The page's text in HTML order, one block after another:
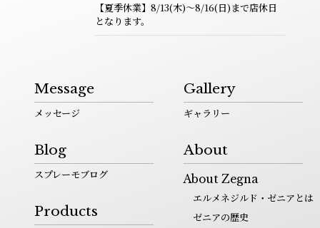
【夏季休業】8/13(木)～8/16(日)まで店休日
となります。
Message
メッセージ
Blog
スプレーモブログ
Products
Gallery
ギャラリー
About
About Zegna
エルメネジルド・ゼニアとは
ゼニアの歴史